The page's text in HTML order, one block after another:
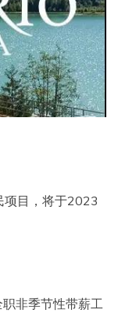
项目，将于2023
非季节性带薪工